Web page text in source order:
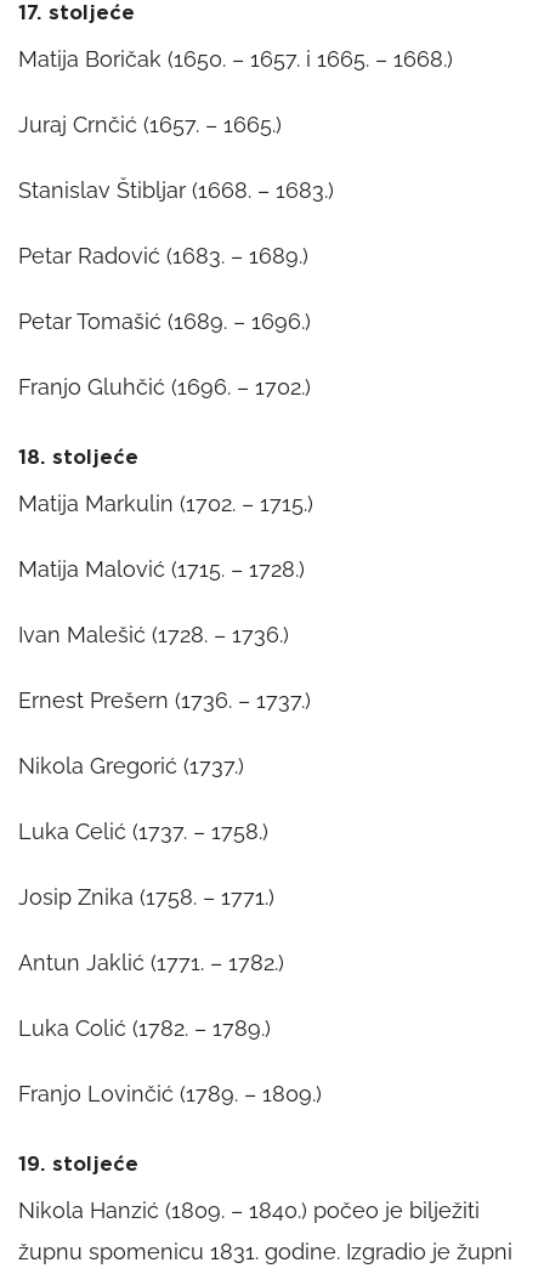
17. stoljeće
Matija Boričak (1650. – 1657. i 1665. – 1668.)
Juraj Crnčić (1657. – 1665.)
Stanislav Štibljar (1668. – 1683.)
Petar Radović (1683. – 1689.)
Petar Tomašić (1689. – 1696.)
Franjo Gluhčić (1696. – 1702.)
18. stoljeće
Matija Markulin (1702. – 1715.)
Matija Malović (1715. – 1728.)
Ivan Malešić (1728. – 1736.)
Ernest Prešern (1736. – 1737.)
Nikola Gregorić (1737.)
Luka Celić (1737. – 1758.)
Josip Znika (1758. – 1771.)
Antun Jaklić (1771. – 1782.)
Luka Colić (1782. – 1789.)
Franjo Lovinčić (1789. – 1809.)
19. stoljeće
Nikola Hanzić (1809. – 1840.) počeo je bilježiti
župnu spomenicu 1831. godine. Izgradio je župni